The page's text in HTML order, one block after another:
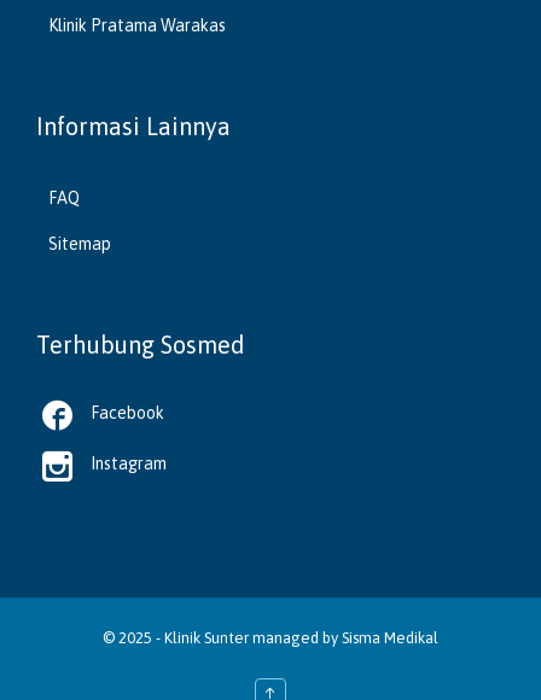
Klinik Pratama Warakas
Informasi Lainnya
FAQ
Sitemap
Terhubung Sosmed
 Facebook
 Instagram
© 2025 - Klinik Suntermanaged by Sisma Medikal
↑